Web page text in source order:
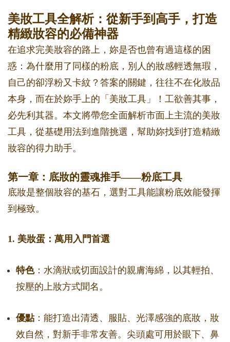
美妝工具全解析：從新手到高手，打造
精緻妝容的必備神器
在追求完美妝容的路上，妳是否也曾有過這樣的困
惑：為什麼用了同樣的粉底，別人的妝感輕透無瑕，
自己的卻浮粉又卡紋？答案的關鍵，往往不在化妝品
本身，而在於妳手上的「美妝工具」！工欲善其事，
必先利其器。本文將帶您全面解析市面上主流的美妝
工具，從基礎用法到進階挑選，幫助妳找到打造精緻
妝容的得力助手。
第一章：底妝的靈魂推手——粉底工具
底妝是整個妝容的基石，選對工具能讓粉底效能發揮
到極致。
1. 美妝蛋：萬用入門首選
特色：水滴狀或切面設計的親膚海綿，以其輕拍、
按壓的上妝方式聞名。
優點：能打造出清透、服貼、光澤感強的底妝，妝
效自然，對新手非常友善。尖頭處可用於眼下、鼻